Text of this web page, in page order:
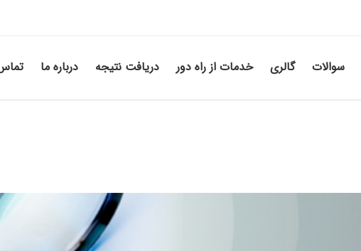
سوالات گالری خدمات از راه دور دریافت نتیجه درباره ما